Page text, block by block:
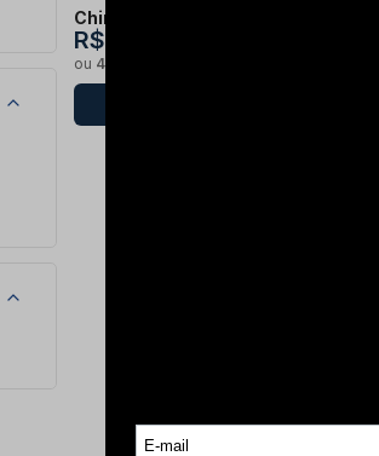
Chinelo Legendários Branco
R$ 139,00
ou 4x de R$ 35,30